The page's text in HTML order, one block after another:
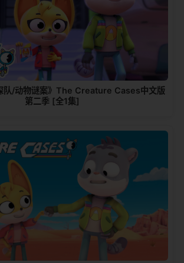
队/动物谜案》The Creature Cases中文版
第二季 [全1集]